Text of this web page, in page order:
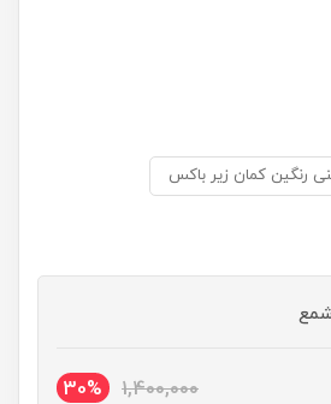
رنگین کمان زیر باکس
1,400,000
30%